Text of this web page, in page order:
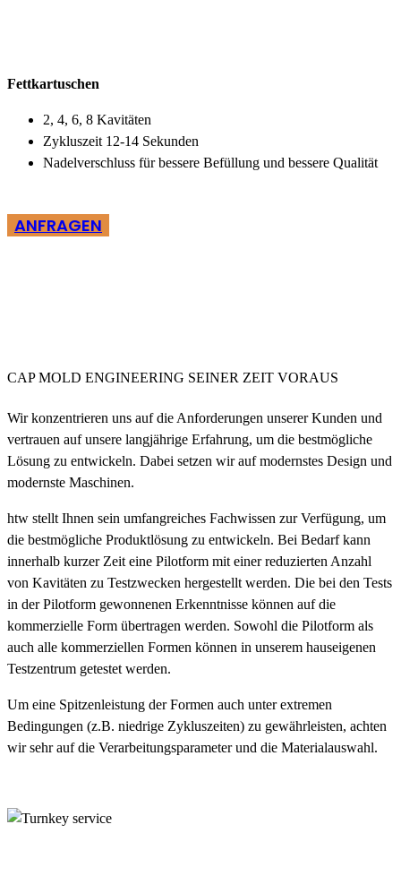
Fettkartuschen
2, 4, 6, 8 Kavitäten
Zykluszeit 12-14 Sekunden
Nadelverschluss für bessere Befüllung und bessere Qualität
ANFRAGEN
CAP MOLD ENGINEERING SEINER ZEIT VORAUS
Wir konzentrieren uns auf die Anforderungen unserer Kunden und
vertrauen auf unsere langjährige Erfahrung, um die bestmögliche
Lösung zu entwickeln. Dabei setzen wir auf modernstes Design und
modernste Maschinen.
htw stellt Ihnen sein umfangreiches Fachwissen zur Verfügung, um
die bestmögliche Produktlösung zu entwickeln. Bei Bedarf kann
innerhalb kurzer Zeit eine Pilotform mit einer reduzierten Anzahl
von Kavitäten zu Testzwecken hergestellt werden. Die bei den Tests
in der Pilotform gewonnenen Erkenntnisse können auf die
kommerzielle Form übertragen werden. Sowohl die Pilotform als
auch alle kommerziellen Formen können in unserem hauseigenen
Testzentrum getestet werden.
Um eine Spitzenleistung der Formen auch unter extremen
Bedingungen (z.B. niedrige Zykluszeiten) zu gewährleisten, achten
wir sehr auf die Verarbeitungsparameter und die Materialauswahl.